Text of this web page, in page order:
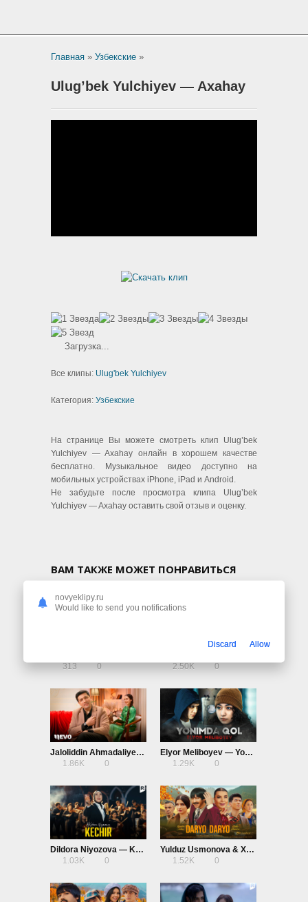
Главная » Узбекские »
Ulug’bek Yulchiyev — Axahay
Загрузка...
Все клипы: Ulug'bek Yulchiyev
Категория: Узбекские
На странице Вы можете смотреть клип Ulug’bek
Yulchiyev — Axahay онлайн в хорошем качестве
бесплатно. Музыкальное видео доступно на
мобильных устройствах iPhone, iPad и Android.
Не забудьте после просмотра клипа Ulug’bek
Yulchiyev — Axahay оставить свой отзыв и оценку.
ВАМ ТАКЖЕ МОЖЕТ ПОНРАВИТЬСЯ
313
0
2.50K
0
Jaloliddin Ahmadaliyev — Chaqirsam
1.86K
0
Elyor Meliboyev — Yonimda qol
1.29K
0
Dildora Niyozova — Kechir
1.03K
0
Yulduz Usmonova & Xamdam Sobirov — Daryo Daryo
1.52K
0
novyeklipy.ru
Would like to send you notifications
Discard Allow